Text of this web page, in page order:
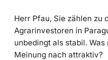
Herr Pfau, Sie zählen zu
Agrarinvestoren in
unbedingt als stabil.
Meinung nach attraktiv?